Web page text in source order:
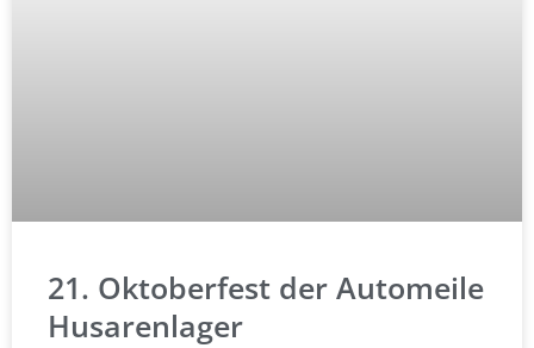
21. Oktoberfest der Automeile
Husarenlager